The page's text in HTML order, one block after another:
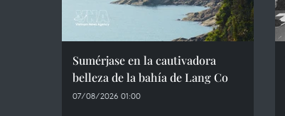
Sumérjase en la cautivadora
belleza de la bahía de Lang Co
07/08/2026 01:00